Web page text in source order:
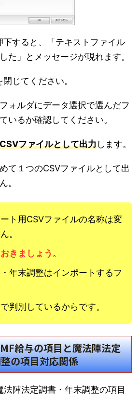
下すると、「テキストファイル
た」とメッセージが現れます。
じてください。
ォルダにデータ選択で選んだフ
いるか確認してください。
ファイルとして出力します。
て１つのCSVファイルとして出
。
ト用CSVファイルの名称は変
。
きましょう 。
年末調整はインポートするフ
判別しているからです。
給与の項目と魔法陣法定
の項目対応関係
陣法定調書・年末調整の項目